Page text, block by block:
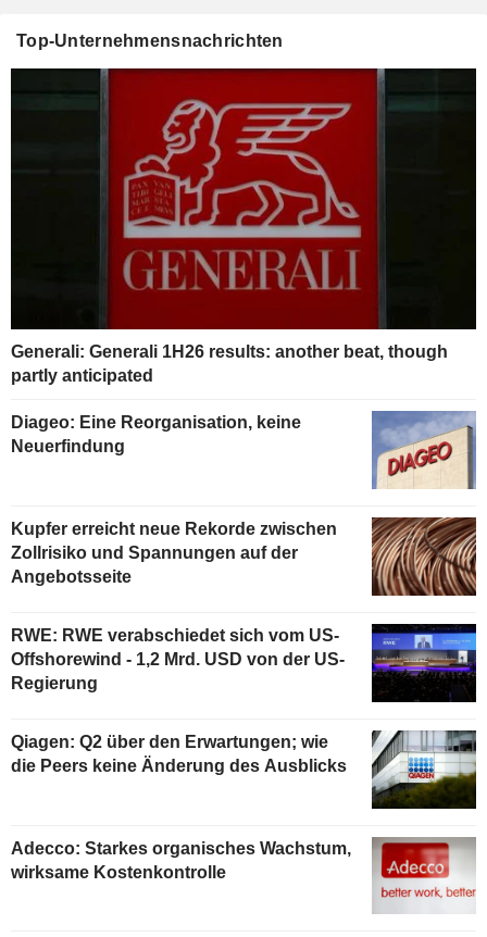
Top-Unternehmensnachrichten
Generali: Generali 1H26 results: another beat, though
partly anticipated
Diageo: Eine Reorganisation, keine
Neuerfindung
Kupfer erreicht neue Rekorde zwischen
Zollrisiko und Spannungen auf der
Angebotsseite
RWE: RWE verabschiedet sich vom US-
Offshorewind - 1,2 Mrd. USD von der US-
Regierung
Qiagen: Q2 über den Erwartungen; wie
die Peers keine Änderung des Ausblicks
Adecco: Starkes organisches Wachstum,
wirksame Kostenkontrolle